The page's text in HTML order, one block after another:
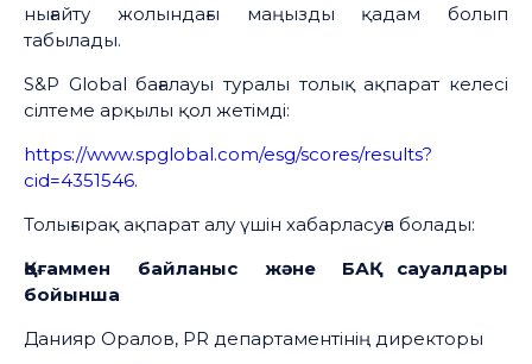
нығайту жолындағы маңызды қадам болып
табылады.
S&P Global бағалауы туралы толық ақпарат келесі
сілтеме арқылы қол жетімді:
https://www.spglobal.com/esg/scores/results?
cid=4351546.
Толығырақ ақпарат алу үшін хабарласуға болады:
Қоғаммен байланыс және БАҚ сауалдары
бойынша
Данияр Оралов, PR департаментінің директоры